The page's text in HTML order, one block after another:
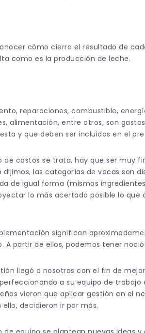
cómo cierra el resultado de
como es la producción de leche.
reparaciones, combustible,
alimentación, entre otros, son
y que deben ser incluidos en el
de costos se trata, hay que ser muy
las categorías de vacas son
de igual forma (mismos
lo más acertado posible lo que
significan
A partir de ellos, podemos tener
llegó a nosotros con el fin de
a su equipo de
vieron que aplicar gestión en el
decidieron ir por más.